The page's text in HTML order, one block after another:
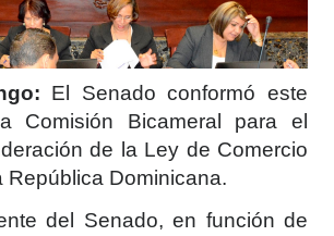
El Senado conformó este
Comisión Bicameral para el
de la Ley de Comercio
República Dominicana.
del Senado, en función de